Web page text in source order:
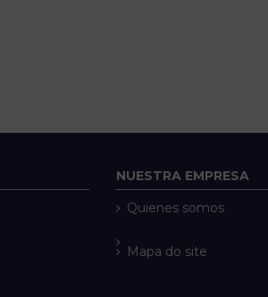
NUESTRA EMPRESA
Quienes somos
Mapa do site